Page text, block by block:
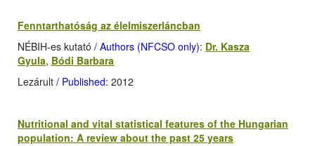
Fenntarthatóság az élelmiszerláncban
NÉBIH-es kutató / Authors (NFCSO only): Dr. Kasza
Gyula, Bódi Barbara
Lezárult / Published: 2012
Nutritional and vital statistical features of the Hungarian
population: A review about the past 25 years